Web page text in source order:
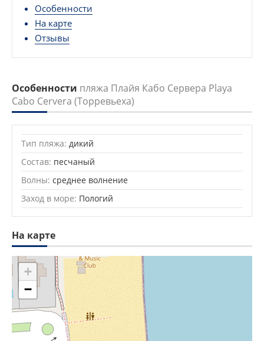
РЕЦЕПТЫ
ПРЕДЛОЖЕНИЯ
Особенности
На карте
Отзывы
Особенности пляжа Плайя Кабо Сервера Playa
Cabo Cervera (Торревьеха)
Тип пляжа: дикий
Состав: песчаный
Волны: среднее волнение
Заход в море: Пологий
На карте
+
−